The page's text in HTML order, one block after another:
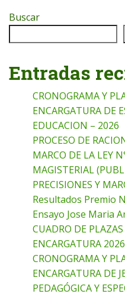
Buscar
Entradas
CRONOGRAMA Y
ENCARGATURA DE
EDUCACION – 2026
PROCESO DE
MARCO DE LA LEY
MAGISTERIAL
PRECISIONES Y
Resultados Premio
Ensayo Jose Maria
CUADRO DE
ENCARGATURA
CRONOGRAMA Y
ENCARGATURA DE
PEDAGÓGICA Y